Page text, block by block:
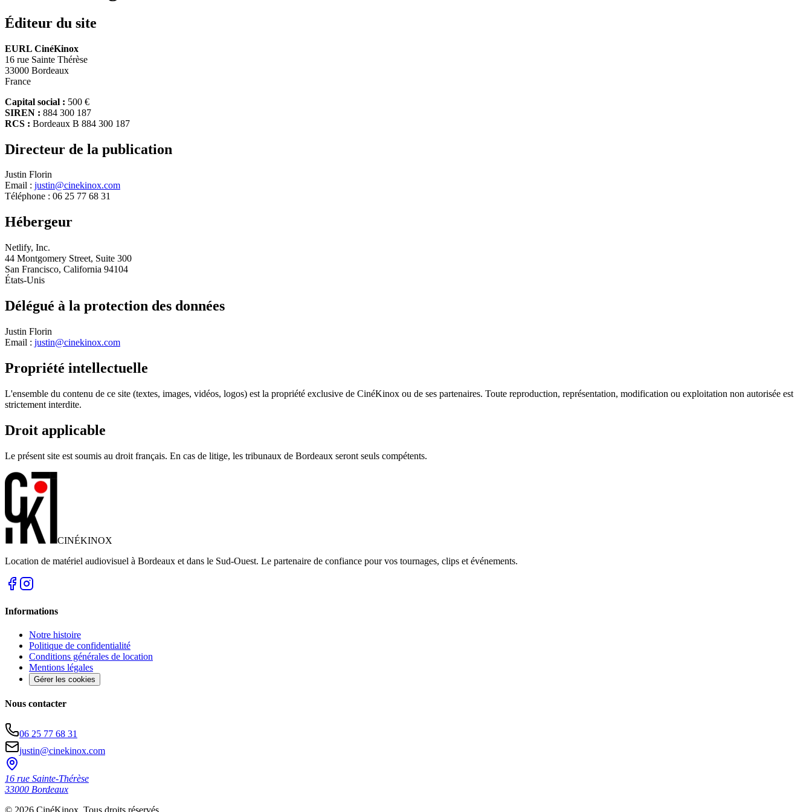
Éditeur du site
EURL CinéKinox
16 rue Sainte Thérèse
33000 Bordeaux
France
Capital social : 500 €
SIREN : 884 300 187
RCS : Bordeaux B 884 300 187
Directeur de la publication
Justin Florin
Email : justin@cinekinox.com
Téléphone : 06 25 77 68 31
Hébergeur
Netlify, Inc.
44 Montgomery Street, Suite 300
San Francisco, California 94104
États-Unis
Délégué à la protection des données
Justin Florin
Email : justin@cinekinox.com
Propriété intellectuelle
L'ensemble du contenu de ce site (textes, images, vidéos, logos) est la propriété exclusive de CinéKinox ou de ses partenaires. Toute reproduction, représentation, modification ou exploitation non autorisée est
strictement interdite.
Droit applicable
Le présent site est soumis au droit français. En cas de litige, les tribunaux de Bordeaux seront seuls compétents.
CINÉKINOX
Location de matériel audiovisuel à Bordeaux et dans le Sud-Ouest. Le partenaire de confiance pour vos tournages, clips et événements.
Informations
Notre histoire
Politique de confidentialité
Conditions générales de location
Mentions légales
Gérer les cookies
Nous contacter
06 25 77 68 31
justin@cinekinox.com
16 rue Sainte-Thérèse
33000 Bordeaux
© 2026 CinéKinox. Tous droits réservés.